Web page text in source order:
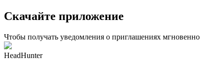
Скачайте приложение
Чтобы получать уведомления о приглашениях мгновенно
HeadHunter